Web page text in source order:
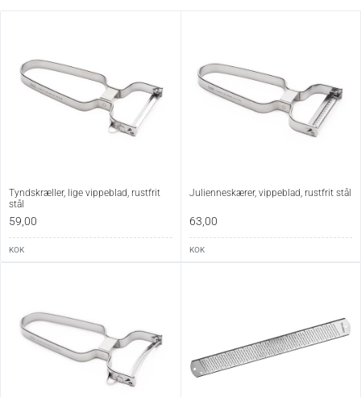
Tyndskræller, lige vippeblad, rustfrit
stål
59,00
KOK
Julienneskærer, vippeblad, rustfrit stål
63,00
KOK